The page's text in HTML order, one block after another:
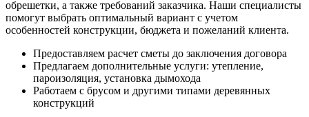
обрешетки, а также требований заказчика. Наши специалисты
помогут выбрать оптимальный вариант с учетом
особенностей конструкции, бюджета и пожеланий клиента.
Предоставляем расчет сметы до заключения договора
Предлагаем дополнительные услуги: утепление,
пароизоляция, установка дымохода
Работаем с брусом и другими типами деревянных
конструкций